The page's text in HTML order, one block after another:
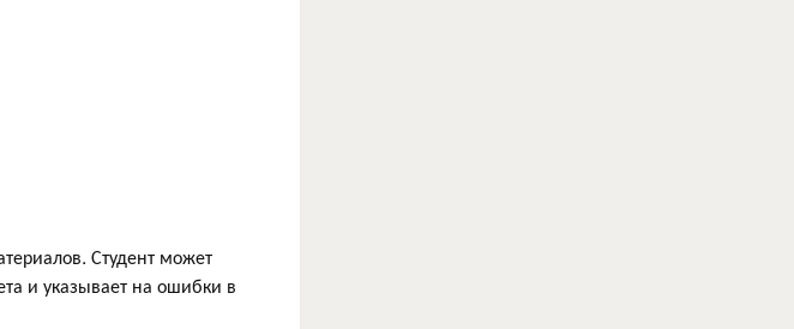
Студент может
и указывает на ошибки в